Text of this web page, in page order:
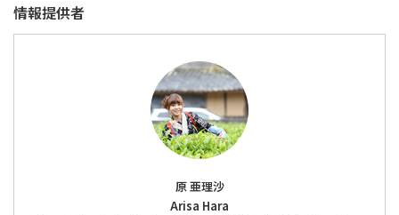
情報提供者
原 亜理沙
Arisa Hara